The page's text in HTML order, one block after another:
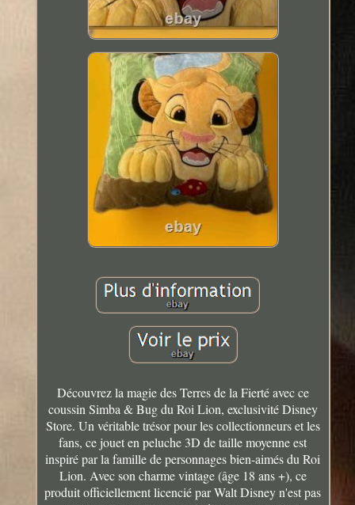
Découvrez la magie des Terres de la Fierté avec ce
coussin Simba & Bug du Roi Lion, exclusivité Disney
Store. Un véritable trésor pour les collectionneurs et les
fans, ce jouet en peluche 3D de taille moyenne est
inspiré par la famille de personnages bien-aimés du Roi
Lion. Avec son charme vintage (âge 18 ans +), ce
produit officiellement licencié par Walt Disney n'est pas